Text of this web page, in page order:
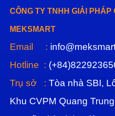
CÔNG TY TNHH GIẢI PHÁP
MEKSMART
Email :
Hotline :
Trụ sở : Tòa nhà SBI,
Khu CVPM Quang